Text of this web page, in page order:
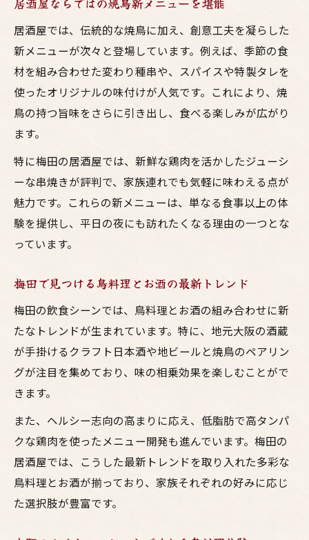
居酒屋では、伝統的な焼鳥に加え、創意工夫を凝らした
新メニューが次々と登場しています。例えば、季節の食
材を組み合わせた変わり種串や、スパイスや特製タレを
使ったオリジナルの味付けが人気です。これにより、焼
鳥の持つ旨味をさらに引き出し、食べる楽しみが広がり
ます。
特に梅田の居酒屋では、新鮮な鶏肉を活かしたジューシ
ーな串焼きが評判で、家族連れでも気軽に味わえる点が
魅力です。これらの新メニューは、単なる食事以上の体
験を提供し、平日の夜にも訪れたくなる理由の一つとな
っています。
梅田で見つける鳥料理とお酒の最新トレンド
梅田の飲食シーンでは、鳥料理とお酒の組み合わせに新
たなトレンドが生まれています。特に、地元大阪の酒蔵
が手掛けるクラフト日本酒や地ビールと焼鳥のペアリン
グが注目を集めており、味の相乗効果を楽しむことがで
きます。
また、ヘルシー志向の高まりに応え、低脂肪で高タンパ
クな鶏肉を使ったメニュー開発も進んでいます。梅田の
居酒屋では、こうした最新トレンドを取り入れた多彩な
鳥料理とお酒が揃っており、家族それぞれの好みに応じ
た選択肢が豊富です。